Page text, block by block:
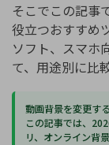
そこでこの記事
役立つおすすめ
ソフト、スマホ
て、用途別に比
動画背景を変更す
この記事では、
リ、オンライン背